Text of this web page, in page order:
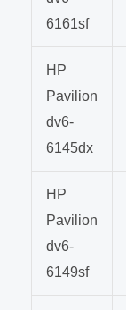
6161sf
HP
Pavilion
dv6-
6145dx
HP
Pavilion
dv6-
6149sf